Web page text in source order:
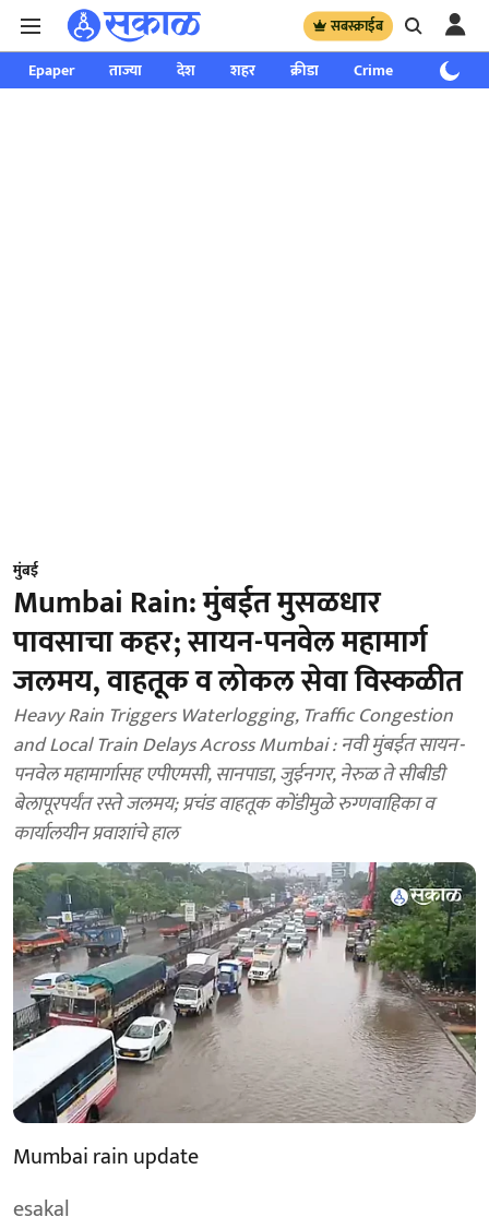
सबस्क्राईब
Epaper ताज्या देश शहर क्रीडा Crime साप्ताहिक
मुंबई
Mumbai Rain: मुंबईत मुसळधार
पावसाचा कहर; सायन-पनवेल महामार्ग
जलमय, वाहतूक व लोकल सेवा विस्कळीत
Heavy Rain Triggers Waterlogging, Traffic Congestion
and Local Train Delays Across Mumbai : नवी मुंबईत सायन-
पनवेल महामार्गासह एपीएमसी, सानपाडा, जुईनगर, नेरुळ ते सीबीडी
बेलापूरपर्यंत रस्ते जलमय; प्रचंड वाहतूक कोंडीमुळे रुग्णवाहिका व
कार्यालयीन प्रवाशांचे हाल
Mumbai rain update
esakal